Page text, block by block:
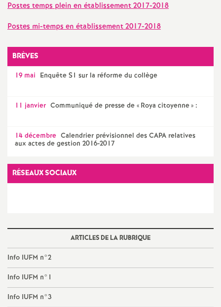
n
t
s
e
S
e
c
n
d
d
Postes temps plein en établissement 2017-2018
Postes mi-temps en établissement 2017-2018
BRÈVES
19 mai Enquête S1 sur la réforme du collège
11 janvier Communiqué de presse de « Roya citoyenne» :
14 décembre Calendrier prévisionnel des CAPA relatives
aux actes de gestion 2016-2017
RÉSEAUX SOCIAUX
ARTICLES DE LA RUBRIQUE
Info IUFM n°2
Info IUFM n°1
Info IUFM n°3